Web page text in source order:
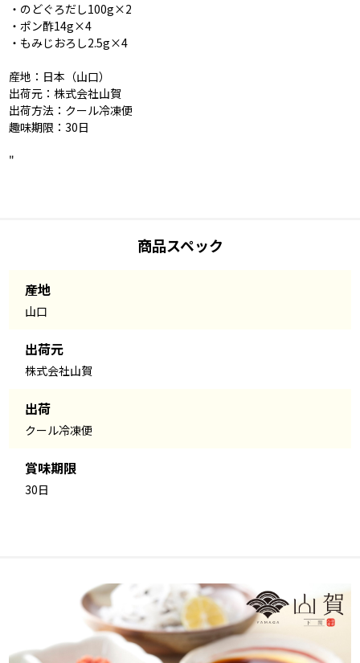
・のどぐろだし100g×2
・ポン酢14g×4
・もみじおろし2.5g×4
産地：日本（山口）
出荷元：株式会社山賀
出荷方法：クール冷凍便
趣味期限：30日
"
商品スペック
産地
山口
出荷元
株式会社山賀
出荷
クール冷凍便
賞味期限
30日